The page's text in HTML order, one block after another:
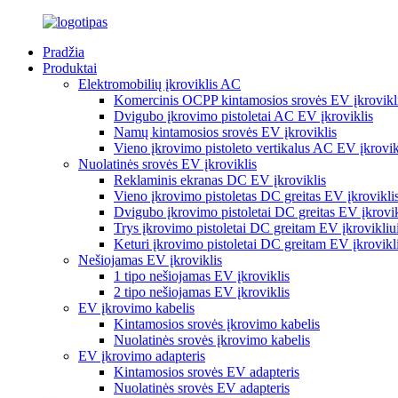
Pradžia
Produktai
Elektromobilių įkroviklis AC
Komercinis OCPP kintamosios srovės EV
Dvigubo įkrovimo pistoletai AC EV įkroviklis
Namų kintamosios srovės EV įkroviklis
Vieno įkrovimo pistoleto vertikalus AC EV
Nuolatinės srovės EV įkroviklis
Reklaminis ekranas DC EV įkroviklis
Vieno įkrovimo pistoletas DC greitas EV
Dvigubo įkrovimo pistoletai DC greitas EV
Trys įkrovimo pistoletai DC greitam EV įkrovikliui
Keturi įkrovimo pistoletai DC greitam EV
Nešiojamas EV įkroviklis
1 tipo nešiojamas EV įkroviklis
2 tipo nešiojamas EV įkroviklis
EV įkrovimo kabelis
Kintamosios srovės įkrovimo kabelis
Nuolatinės srovės įkrovimo kabelis
EV įkrovimo adapteris
Kintamosios srovės EV adapteris
Nuolatinės srovės EV adapteris